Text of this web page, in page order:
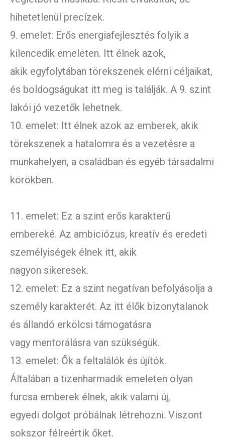
hihetetlenül precízek.
9. emelet: Erős energiafejlesztés folyik a
kilencedik emeleten. Itt élnek azok,
akik egyfolytában törekszenek elérni céljaikat,
és boldogságukat itt meg is találják. A 9. szint
lakói jó vezetők lehetnek.
10. emelet: Itt élnek azok az emberek, akik
törekszenek a hatalomra és a vezetésre a
munkahelyen, a családban és egyéb társadalmi
körökben.
11. emelet: Ez a szint erős karakterű
embereké. Az ambiciózus, kreatív és eredeti
személyiségek élnek itt, akik
nagyon sikeresek.
12. emelet: Ez a szint negatívan befolyásolja a
személy karakterét. Az itt élők bizonytalanok
és állandó erkölcsi támogatásra
vagy mentorálásra van szükségük.
13. emelet: Ők a feltalálók és újítók.
Általában a tizenharmadik emeleten olyan
furcsa emberek élnek, akik valami új,
egyedi dolgot próbálnak létrehozni. Viszont
sokszor félreértik őket.